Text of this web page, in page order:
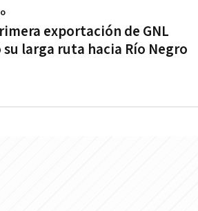
exportación de GNL
larga ruta hacia Río Negro